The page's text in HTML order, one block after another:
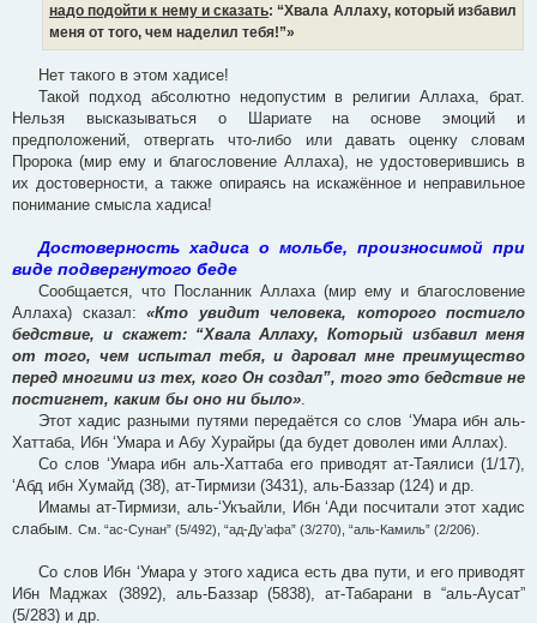
надо подойти к нему и сказать: “Хвала Аллаху, который избавил
меня от того, чем наделил тебя!”»
Нет такого в этом хадисе!
Такой подход абсолютно недопустим в религии Аллаха, брат.
Нельзя высказываться о Шариате на основе эмоций и
предположений, отвергать что-либо или давать оценку словам
Пророка (мир ему и благословение Аллаха), не удостоверившись в
их достоверности, а также опираясь на искажённое и неправильное
понимание смысла хадиса!
Достоверность хадиса о мольбе, произносимой при
виде подвергнутого беде
Сообщается, что Посланник Аллаха (мир ему и благословение
Аллаха) сказал: «Кто увидит человека, которого постигло
бедствие, и скажет: “Хвала Аллаху, Который избавил меня
от того, чем испытал тебя, и даровал мне преимущество
перед многими из тех, кого Он создал”, того это бедствие не
постигнет, каким бы оно ни было».
Этот хадис разными путями передаётся со слов ‘Умара ибн аль-
Хаттаба, Ибн ‘Умара и Абу Хурайры (да будет доволен ими Аллах).
Со слов ‘Умара ибн аль-Хаттаба его приводят ат-Таялиси (1/17),
‘Абд ибн Хумайд (38), ат-Тирмизи (3431), аль-Баззар (124) и др.
Имамы ат-Тирмизи, аль-‘Укъайли, Ибн ‘Ади посчитали этот хадис
слабым. См. “ас-Сунан” (5/492), “ад-Ду’афа” (3/270), “аль-Камиль” (2/206).
Со слов Ибн ‘Умара у этого хадиса есть два пути, и его приводят
Ибн Маджах (3892), аль-Баззар (5838), ат-Табарани в “аль-Аусат”
(5/283) и др.